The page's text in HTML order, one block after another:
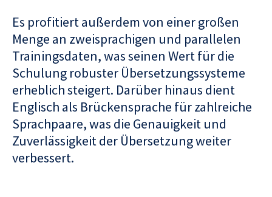
Es profitiert außerdem von einer großen
Menge an zweisprachigen und parallelen
Trainingsdaten, was seinen Wert für die
Schulung robuster Übersetzungssysteme
erheblich steigert. Darüber hinaus dient
Englisch als Brückensprache für zahlreiche
Sprachpaare, was die Genauigkeit und
Zuverlässigkeit der Übersetzung weiter
verbessert.